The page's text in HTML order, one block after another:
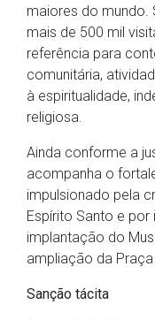
maiores do mundo.
mais de 500 mil
referência para
comunitária,
à espiritualidade,
religiosa.
Ainda conforme a
acompanha o
impulsionado pela
Espírito Santo e
implantação do
ampliação da
Sanção tácita